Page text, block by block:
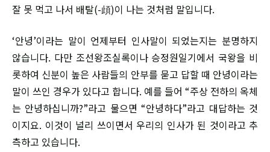
잘 못 먹고 나서 배탈(-頉)이 나는 것처럼 말입니다.
‘안녕’이라는 말이 언제부터 인사말이 되었는지는 분명하지
않습니다. 다만 조선왕조실록이나 승정원일기에서 국왕을 비
롯하여 신분이 높은 사람들의 안부를 묻고 답할 때 안녕이라는
말이 쓰인 경우가 있다고 합니다. 예를 들어 “주상 전하의 옥체
는 안녕하십니까?”라고 물으면 “안녕하다”라고 대답하는 것
이지요. 이것이 널리 쓰이면서 우리의 인사가 된 것이라고 추
측하고 있습니다.